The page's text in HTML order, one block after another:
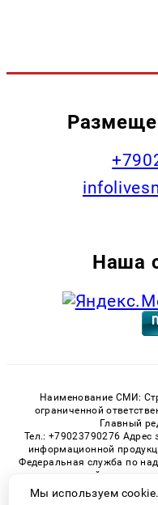
Наша
Наименование СМИ:
ограниченной
Главный
Тел.: +79023790276 Адрес
информационной
Федеральная служба по
технологий и
Регистрационный номер
Мы используем